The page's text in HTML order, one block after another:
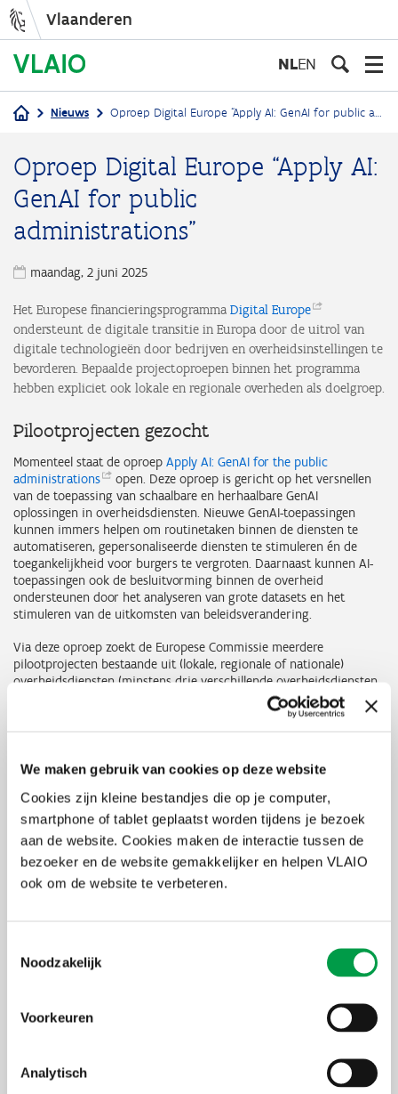
We maken gebruik van cookies op deze website
Cookies zijn kleine bestandjes die op je computer,
smartphone of tablet geplaatst worden tijdens je bezoek
aan de website. Cookies maken de interactie tussen de
bezoeker en de website gemakkelijker en helpen VLAIO
ook om de website te verbeteren.
Noodzakelijk
Voorkeuren
Analytisch
inhoud
Vlaanderen
NLEN
Nieuws Oproep Digital Europe “Apply AI: GenAI for public administrations"
Oproep Digital Europe “Apply AI:
GenAI for public
administrations"
maandag, 2 juni 2025
Het Europese financieringsprogramma Digital Europe
ondersteunt de digitale transitie in Europa door de uitrol van
digitale technologieën door bedrijven en overheidsinstellingen te
bevorderen. Bepaalde projectoproepen binnen het programma
hebben expliciet ook lokale en regionale overheden als doelgroep.
Pilootprojecten gezocht
Momenteel staat de oproep Apply AI: GenAI for the public
administrations
open. Deze oproep is gericht op het versnellen
van de toepassing van schaalbare en herhaalbare GenAI
oplossingen in overheidsdiensten. Nieuwe GenAI-toepassingen
kunnen immers helpen om routinetaken binnen de diensten te
automatiseren, gepersonaliseerde diensten te stimuleren én de
toegankelijkheid voor burgers te vergroten. Daarnaast kunnen AI-
toepassingen ook de besluitvorming binnen de overheid
ondersteunen door het analyseren van grote datasets en het
stimuleren van de uitkomsten van beleidsverandering.
Via deze oproep zoekt de Europese Commissie meerdere
pilootprojecten bestaande uit (lokale, regionale of nationale)
overheidsdiensten (minstens drie verschillende overheidsdiensten
van minstens twee verschillende landen) in samenwerking met
onderzoeksinstellingen, systeemintegratoren voor de technische
De oproep staat open tot 2 september 2025.
Binnen een dergelijk pilootproject kunnen de partners met
ondersteuning van 50% EU financiering AI-oplossingen gezamenlijk
(verder) ontwikkelen en aankopen.
NCP Flanders
gevestigde spelers, kan helpen bij het aftoetsen van
leggen met andere spelers in binnen- en buitenland die
momenteel consortia vormen om op deze oproep te
NCP contactpersoon voor het Digital Europe programma: